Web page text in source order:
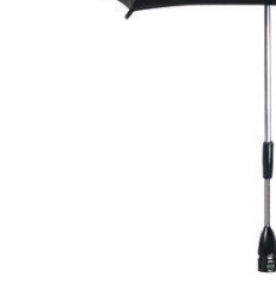
Genti mamici
Scaune auto copii de la nastere